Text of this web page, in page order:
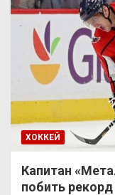
ХОККЕЙ
Капитан
побить